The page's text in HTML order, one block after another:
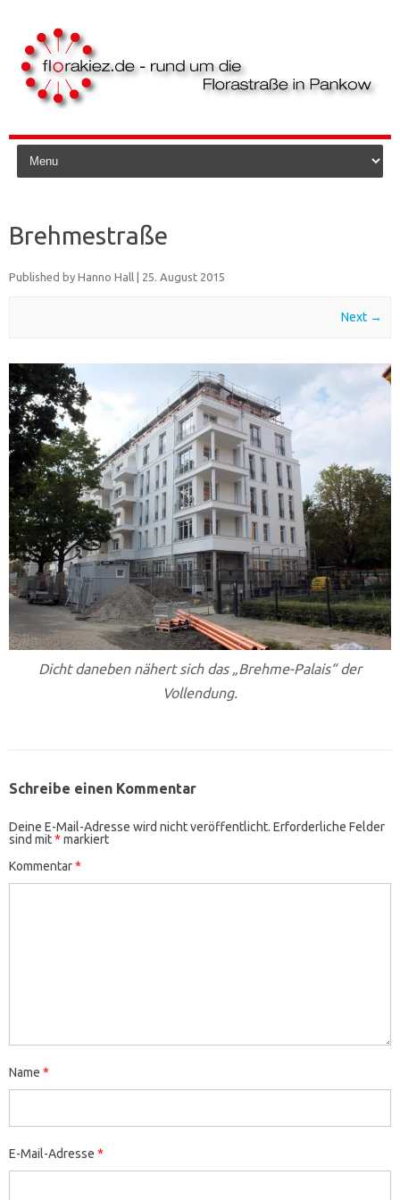
Skip to content
Brehmestraße
Published by Hanno Hall 25. August 2015
Next →
Dicht daneben nähert sich das „Brehme-Palais“ der
Vollendung.
Schreibe einen Kommentar
Deine E-Mail-Adresse wird nicht veröffentlicht. Erforderliche Felder
sind mit* markiert
Kommentar*
Name *
E-Mail-Adresse *